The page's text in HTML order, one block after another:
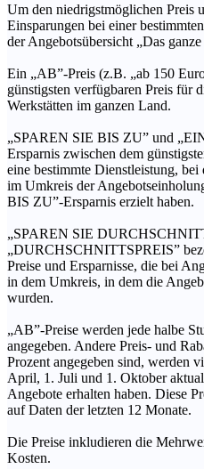
Um den niedrigstmöglichen Preis
Einsparungen bei einer
der Angebotsübersicht „Das
Ein „AB”-Preis (z.B. „ab 150
günstigsten verfügbaren Preis für
Werkstätten im ganzen Land.
„SPAREN SIE BIS ZU” und
Ersparnis zwischen dem
eine bestimmte Dienstleistung,
im Umkreis der
BIS ZU”-Ersparnis erzielt haben.
„SPAREN SIE
„DURCHSCHNITTSPREIS”
Preise und Ersparnisse, die bei
in dem Umkreis, in dem die
wurden.
„AB”-Preise werden jede halbe
angegeben. Andere Preis- und
Prozent angegeben sind, werden
April, 1. Juli und 1. Oktober
Angebote erhalten haben. Diese
auf Daten der letzten 12 Monate.
Die Preise inkludieren die
Kosten.